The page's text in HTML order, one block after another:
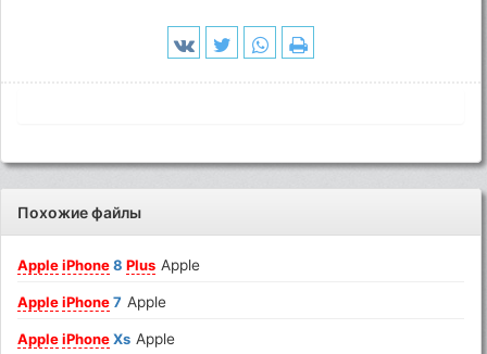
Похожие файлы
Apple iPhone8Plus Apple
Apple iPhone7 Apple
Apple iPhoneXs Apple